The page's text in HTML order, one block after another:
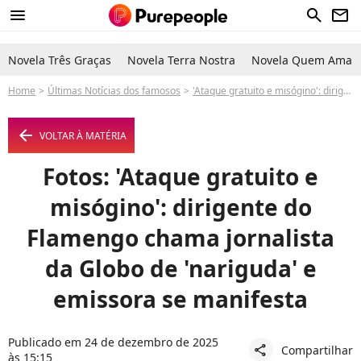
menu search newsletter
Novela Três Graças Novela Terra Nostra Novela Quem Ama
Home Últimas Notícias dos famosos 'Ataque gratuito e misógino': dirigente do Flamengo chama jornalista da Globo de 'nariguda' e emissora se manifesta
arrow_left VOLTAR À MATÉRIA
Fotos: 'Ataque gratuito e
misógino': dirigente do
Flamengo chama jornalista
da Globo de 'nariguda' e
emissora se manifesta
Publicado em 24 de dezembro de 2025
às 15:15
share Compartilhar